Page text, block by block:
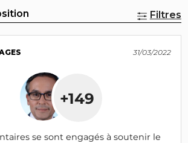
Filtres
31/03/2022
+149
se sont engagés à soutenir le